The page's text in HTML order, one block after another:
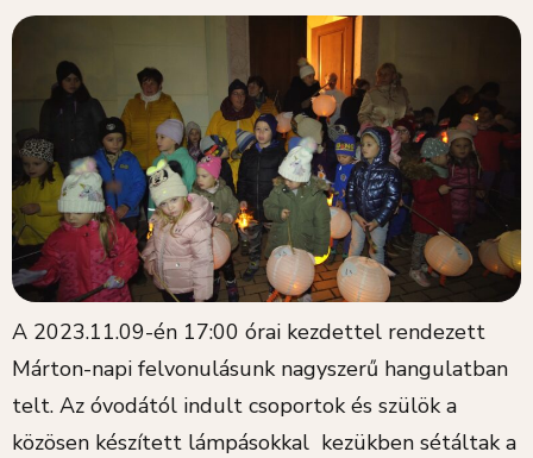
A 2023.11.09-én 17:00 órai kezdettel rendezett
Márton-napi felvonulásunk nagyszerű hangulatban
telt. Az óvodától indult csoportok és szülök a
közösen készített lámpásokkal kezükben sétáltak a